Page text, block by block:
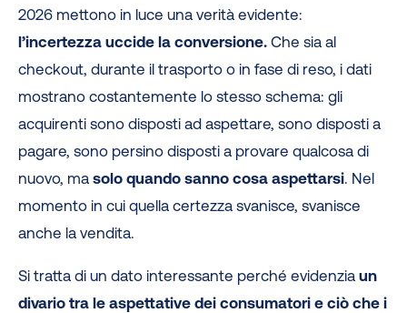
2026 mettono in luce una verità evidente:
l’incertezza uccide la conversione. Che sia al
checkout, durante il trasporto o in fase di reso, i dati
mostrano costantemente lo stesso schema: gli
acquirenti sono disposti ad aspettare, sono disposti a
pagare, sono persino disposti a provare qualcosa di
nuovo, masolo quando sanno cosa aspettarsi. Nel
momento in cui quella certezza svanisce, svanisce
anche la vendita.
Si tratta di un dato interessante perché evidenziaun
divario tra le aspettative dei consumatori e ciò che i